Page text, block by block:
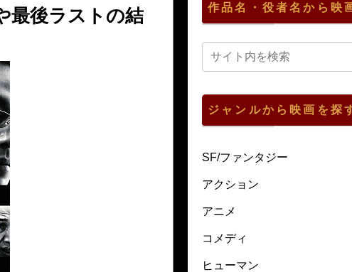
最後ラストの結
作品名・役者名から映
ジャンルから映画を探
SF/ファンタジー
アクション
アニメ
コメディ
ヒューマン